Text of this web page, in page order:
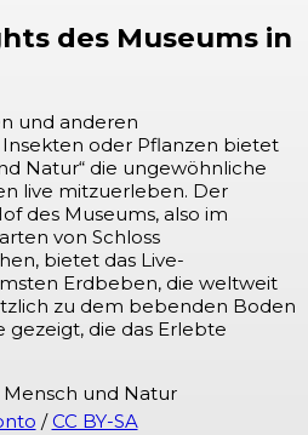
des Museums in
und anderen
oder Pflanzen bietet
Natur“ die ungewöhnliche
live mitzuerleben. Der
des Museums, also im
von Schloss
bietet das Live-
Erdbeben, die weltweit
zu dem bebenden Boden
gezeigt, die das Erlebte
/CC BY-SA